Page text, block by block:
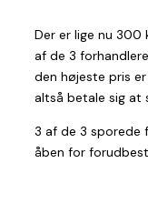
Der er lige nu 300
af de 3
den højeste pris
altså betale sig at
3 af de 3 sporede
åben for